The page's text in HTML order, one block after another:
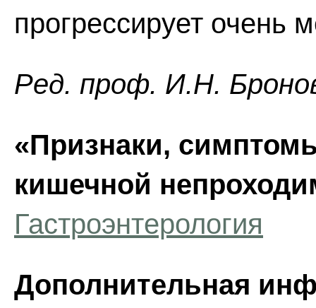
прогрессирует очень
Ред. проф. И.Н.
«Признаки,
кишечной
Гастроэнтерология
Дополнительная